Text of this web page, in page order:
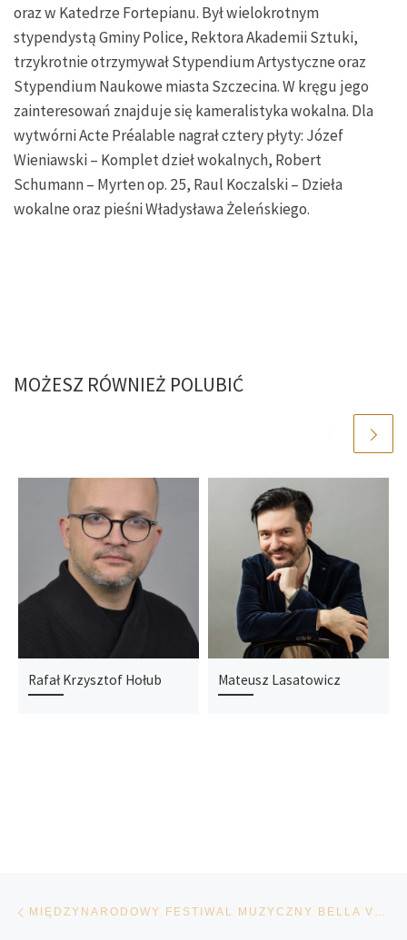
oraz w Katedrze Fortepianu. Był wielokrotnym
stypendystą Gminy Police, Rektora Akademii Sztuki,
trzykrotnie otrzymywał Stypendium Artystyczne oraz
Stypendium Naukowe miasta Szczecina. W kręgu jego
zainteresowań znajduje się kameralistyka wokalna. Dla
wytwórni Acte Préalable nagrał cztery płyty: Józef
Wieniawski – Komplet dzieł wokalnych, Robert
Schumann – Myrten op. 25, Raul Koczalski – Dzieła
wokalne oraz pieśni Władysława Żeleńskiego.
MOŻESZ RÓWNIEŻ POLUBIĆ
Rafał Krzysztof Hołub Mateusz Lasatowicz
MIĘDZYNARODOWY FESTIWAL MUZYCZNY BELLA VOCE